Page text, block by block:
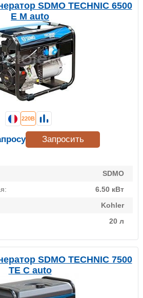
SDMO TECHNIC 6500
E M auto
SDMO
6.50 кВт
Kohler
20 л
220В
Запросить
SDMO TECHNIC 7500
TE C auto